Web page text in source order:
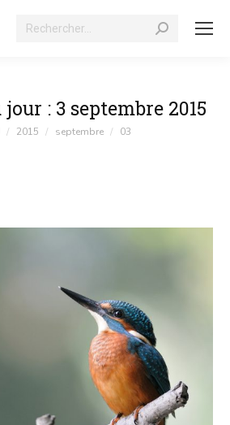
Recherche
jour : 3 septembre 2015
ici :
2015 septembre 03